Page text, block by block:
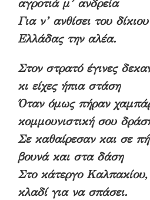
αγροτιά μ’ ανδρεία
Για ν’ ανθίσει του
Ελλάδας την αλέα.
Στον στρατό έγινες
κι είχες ήπια στάση
Όταν όμως πήραν
κομμουνιστική σου
Σε καθαίρεσαν και σε
βουνά και στα δάση
Στο κάτεργο
κλαδί για να σπάσει.